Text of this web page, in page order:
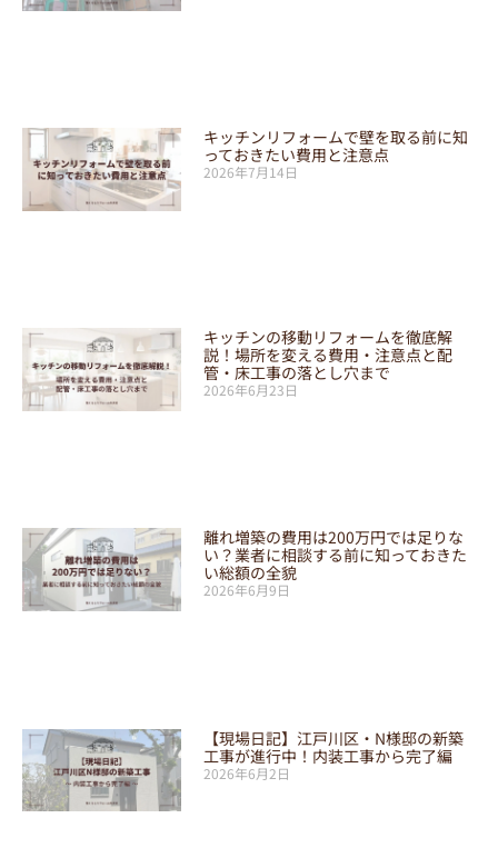
キッチンリフォームで壁を取る前に知
っておきたい費用と注意点
2026年7月14日
キッチンの移動リフォームを徹底解
説！場所を変える費用・注意点と配
管・床工事の落とし穴まで
2026年6月23日
離れ増築の費用は200万円では足りな
い？業者に相談する前に知っておきた
い総額の全貌
2026年6月9日
【現場日記】江戸川区・N様邸の新築
工事が進行中！内装工事から完了編
2026年6月2日